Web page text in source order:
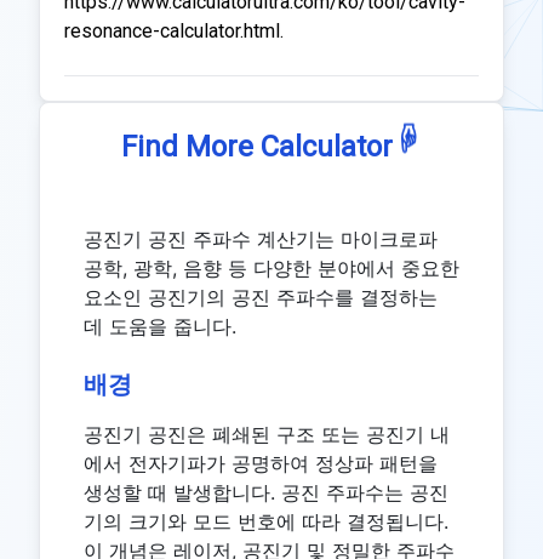
resonance-calculator.html.
Find More Calculator ☟
공진기 공진 주파수 계산기는 마이크로파
공학, 광학, 음향 등 다양한 분야에서 중요한
요소인 공진기의 공진 주파수를 결정하는
데 도움을 줍니다.
배경
공진기 공진은 폐쇄된 구조 또는 공진기 내
에서 전자기파가 공명하여 정상파 패턴을
생성할 때 발생합니다. 공진 주파수는 공진
기의 크기와 모드 번호에 따라 결정됩니다.
이 개념은 레이저, 공진기 및 정밀한 주파수